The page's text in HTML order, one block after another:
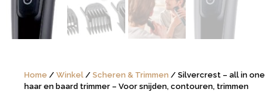
Home / Winkel / Scheren & Trimmen / Silvercrest – all in one
haar en baard trimmer – Voor snijden, contouren, trimmen